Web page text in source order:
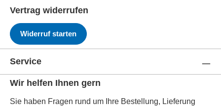
Vertrag widerrufen
Widerruf starten
Service
Wir helfen Ihnen gern
Sie haben Fragen rund um Ihre Bestellung, Lieferung